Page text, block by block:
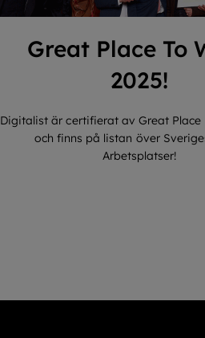
Great Place To
2025!
Digitalist är certifierat av Great Place
och finns på listan över
Arbetsplatser!